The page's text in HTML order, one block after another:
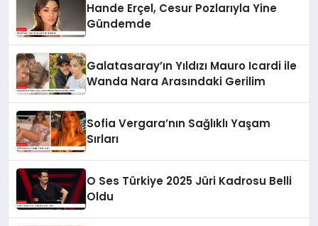
Hande Erçel, Cesur Pozlarıyla Yine
Gündemde
Galatasaray’ın Yıldızı Mauro Icardi ile
Wanda Nara Arasındaki Gerilim
Sofia Vergara’nın Sağlıklı Yaşam
Sırları
O Ses Türkiye 2025 Jüri Kadrosu Belli
Oldu